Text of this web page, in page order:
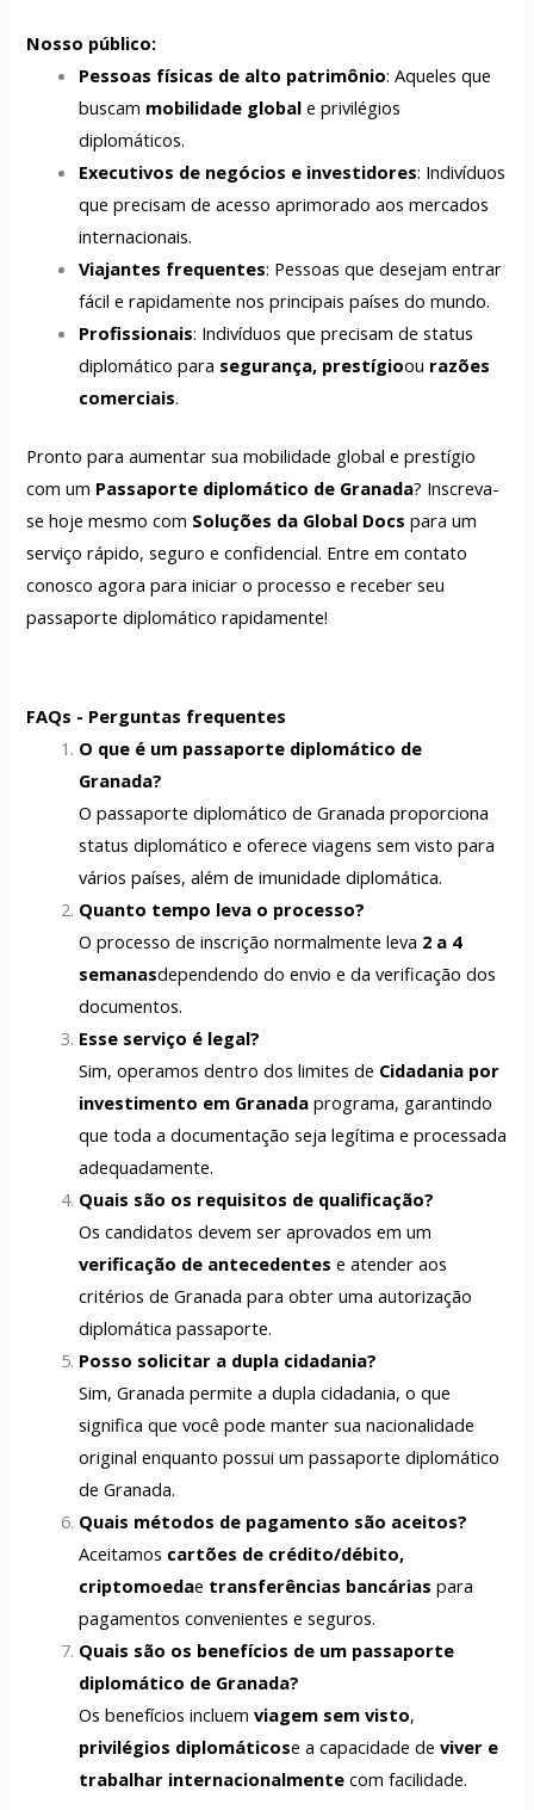
Nosso público:
Pessoas físicas de alto patrimônio: Aqueles que
buscam mobilidade global e privilégios
diplomáticos.
Executivos de negócios e investidores: Indivíduos
que precisam de acesso aprimorado aos mercados
internacionais.
Viajantes frequentes: Pessoas que desejam entrar
fácil e rapidamente nos principais países do mundo.
Profissionais: Indivíduos que precisam de status
diplomático para segurança, prestígioou razões
comerciais.
Pronto para aumentar sua mobilidade global e prestígio
com um Passaporte diplomático de Granada? Inscreva-
se hoje mesmo com Soluções da Global Docs para um
serviço rápido, seguro e confidencial. Entre em contato
conosco agora para iniciar o processo e receber seu
passaporte diplomático rapidamente!
FAQs - Perguntas frequentes
O que é um passaporte diplomático de
Granada?
O passaporte diplomático de Granada proporciona
status diplomático e oferece viagens sem visto para
vários países, além de imunidade diplomática.
Quanto tempo leva o processo?
O processo de inscrição normalmente leva 2 a 4
semanasdependendo do envio e da verificação dos
documentos.
Esse serviço é legal?
Sim, operamos dentro dos limites de Cidadania por
investimento em Granada programa, garantindo
que toda a documentação seja legítima e processada
adequadamente.
Quais são os requisitos de qualificação?
Os candidatos devem ser aprovados em um
verificação de antecedentes e atender aos
critérios de Granada para obter uma autorização
diplomáticapassaporte.
Posso solicitar a dupla cidadania?
Sim, Granada permite a dupla cidadania, o que
significa que você pode manter sua nacionalidade
original enquanto possui um passaporte diplomático
de Granada.
Quais métodos de pagamento são aceitos?
Aceitamos cartões de crédito/débito,
criptomoedae transferências bancárias para
pagamentos convenientes e seguros.
Quais são os benefícios de um passaporte
diplomático de Granada?
Os benefícios incluemviagem sem visto,
privilégios diplomáticose a capacidade deviver e
trabalhar internacionalmente com facilidade.